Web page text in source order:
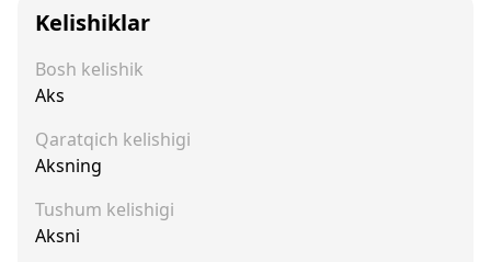
Kelishiklar
Bosh kelishik
Aks
Qaratqich kelishigi
Aksning
Tushum kelishigi
Aksni